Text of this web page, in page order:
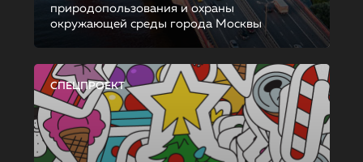
природопользования и охраны
окружающей среды города Москвы
СПЕЦПРОЕКТ